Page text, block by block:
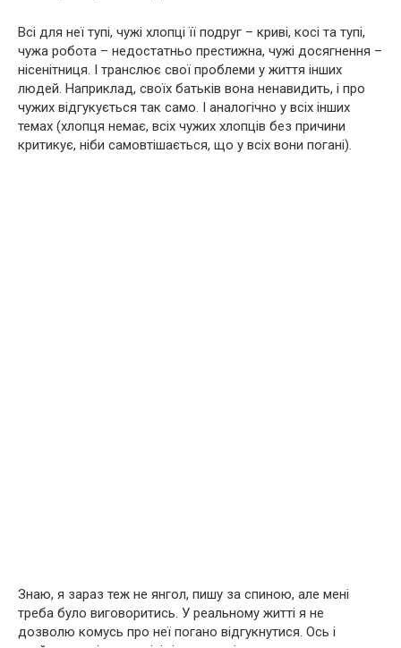
Всі для неї тупі, чужі хлопці її подруг – криві, косі та тупі,
чужа робота – недостатньо престижна, чужі досягнення –
нісенітниця. І транслює свої проблеми у життя інших
людей. Наприклад, своїх батьків вона ненавидить, і про
чужих відгукується так само. І аналогічно у всіх інших
темах (хлопця немає, всіх чужих хлопців без причини
критикує, ніби самовтішається, що у всіх вони погані).
Знаю, я зараз теж не янгол, пишу за спиною, але мені
треба було виговоритись. У реальному житті я не
дозволю комусь про неї погано відгукнутися. Ось і